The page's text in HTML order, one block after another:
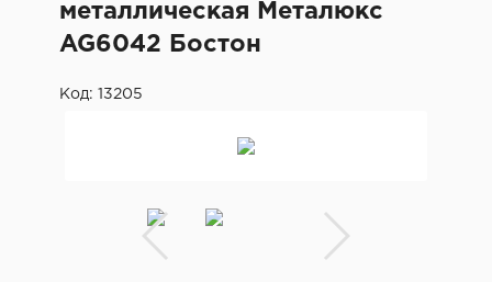
металлическая Металюкс
AG6042 Бостон
Код: 13205